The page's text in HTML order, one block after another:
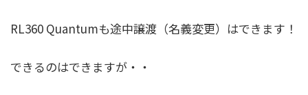
RL360 Quantumも途中譲渡（名義変更）はできます！
できるのはできますが・・